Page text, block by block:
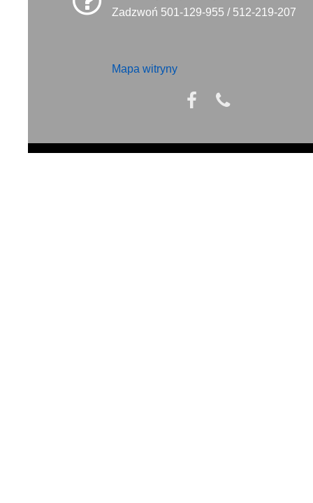
Zadzwoń 501-129-955 / 512-219-207
Mapa witryny